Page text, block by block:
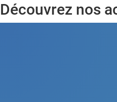
Découvrez nos